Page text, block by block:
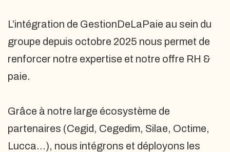
L’intégration de GestionDeLaPaie au sein du
groupe depuis octobre 2025 nous permet de
renforcer notre expertise et notre offre RH &
paie.
Grâce à notre large écosystème de
partenaires (Cegid, Cegedim, Silae, Octime,
Lucca…), nous intégrons et déployons les